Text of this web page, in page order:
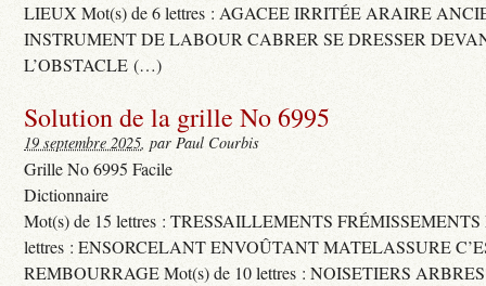
LIEUX Mot(s) de 6 lettres : AGACEE IRRITÉE ARAIRE
INSTRUMENT DE LABOUR CABRER SE DRESSER
L’OBSTACLE (…)
Solution de la grille No 6995
19 septembre 2025, par Paul Courbis
Grille No 6995 Facile
Dictionnaire
Mot(s) de 15 lettres : TRESSAILLEMENTS FRÉMISSEMENTS
lettres : ENSORCELANT ENVOÛTANT MATELASSURE
REMBOURRAGE Mot(s) de 10 lettres : NOISETIERS